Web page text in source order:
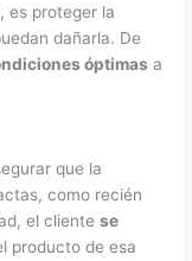
es proteger la
dañarla. De
óptimas a
que la
como recién
el clientese
producto de esa